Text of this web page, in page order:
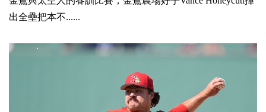
出全壘把本不......